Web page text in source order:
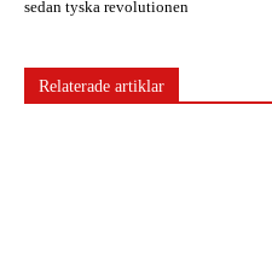
sedan tyska revolutionen
Relaterade artiklar